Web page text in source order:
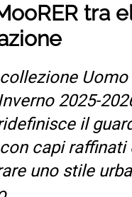
tra
Uomo
2025-
il
capi raffinati
uno stile